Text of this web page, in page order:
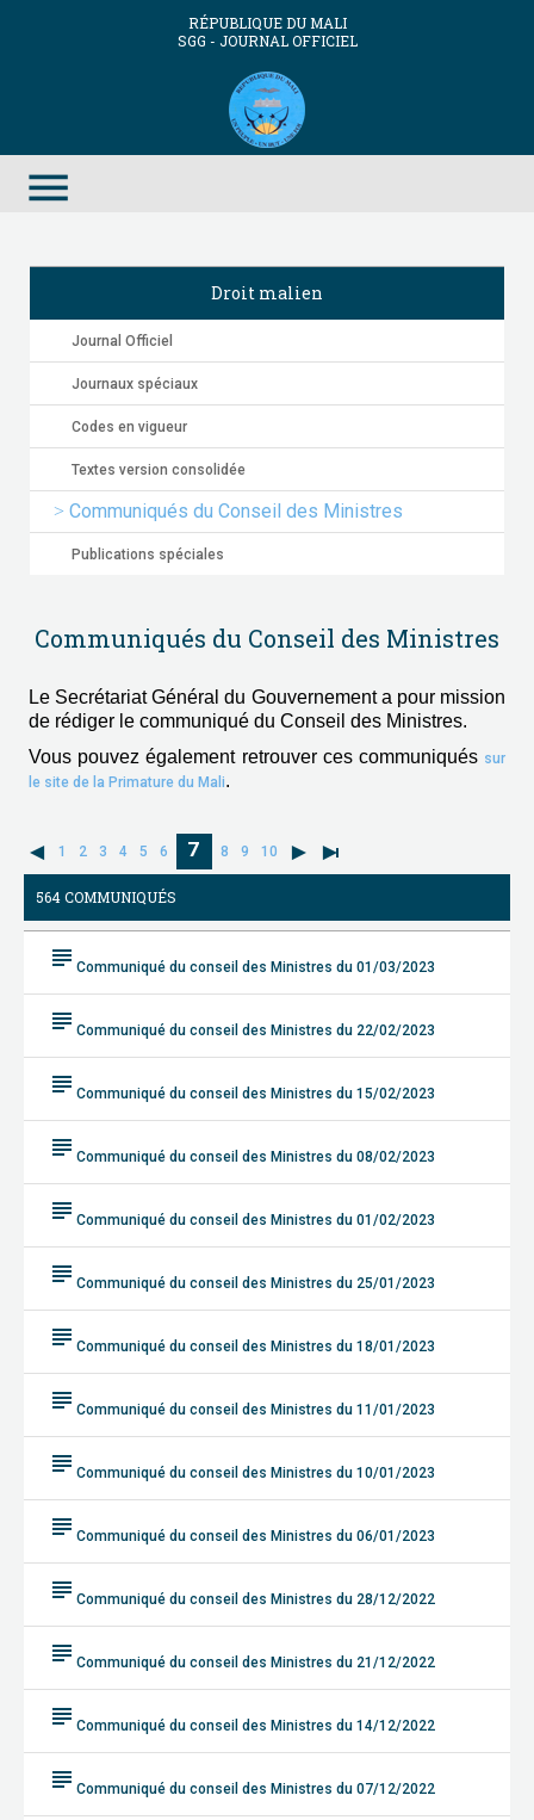
RÉPUBLIQUE DU MALI
SGG - JOURNAL OFFICIEL
menu
Droit malien
Journal Officiel
Journaux spéciaux
Codes en vigueur
Textes version consolidée
Communiqués du Conseil des Ministres
Publications spéciales
Communiqués du Conseil des Ministres
Le Secrétariat Général du Gouvernement a pour mission
de rédiger le communiqué du Conseil des Ministres.
Vous pouvez également retrouver ces communiqués sur
le site de la Primature du Mali.
1 2 3 4 5 6 7 8 9 10
564 COMMUNIQUÉS
subject Communiqué du conseil des Ministres du 01/03/2023
subject Communiqué du conseil des Ministres du 22/02/2023
subject Communiqué du conseil des Ministres du 15/02/2023
subject Communiqué du conseil des Ministres du 08/02/2023
subject Communiqué du conseil des Ministres du 01/02/2023
subject Communiqué du conseil des Ministres du 25/01/2023
subject Communiqué du conseil des Ministres du 18/01/2023
subject Communiqué du conseil des Ministres du 11/01/2023
subject Communiqué du conseil des Ministres du 10/01/2023
subject Communiqué du conseil des Ministres du 06/01/2023
subject Communiqué du conseil des Ministres du 28/12/2022
subject Communiqué du conseil des Ministres du 21/12/2022
subject Communiqué du conseil des Ministres du 14/12/2022
subject Communiqué du conseil des Ministres du 07/12/2022